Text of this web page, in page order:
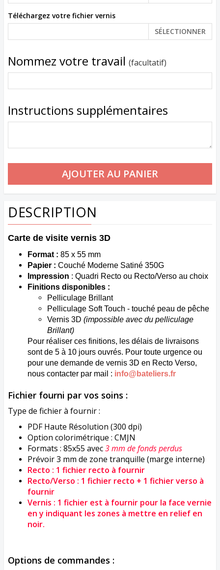
Téléchargez votre fichier vernis
SÉLECTIONNER
Nommez votre travail (facultatif)
Instructions supplémentaires
DESCRIPTION
Carte de visite vernis 3D
Format : 85 x 55 mm
Papier : Couché Moderne Satiné 350G
Impression : Quadri Recto ou Recto/Verso au choix
Finitions disponibles :
Pelliculage Brillant
Pelliculage Soft Touch - touché peau de pêche
Vernis 3D (impossible avec du pelliculage
Brillant)
Pour réaliser ces finitions, les délais de livraisons
sont de 5 à 10 jours ouvrés. Pour toute urgence ou
pour une demande de vernis 3D en Recto Verso,
nous contacter par mail : info@bateliers.fr
Fichier fourni par vos soins :
Type de fichier à fournir :
PDF Haute Résolution (300 dpi)
Option colorimétrique : CMJN
Formats : 85x55 avec3 mm de fonds perdus
Prévoir 3 mm de zone tranquille (marge interne)
Recto : 1 fichier recto à fournir
Recto/Verso : 1 fichier recto + 1 fichier verso à
fournir
Vernis : 1 fichier est à fournir pour la face vernie
en y indiquant les zones à mettre en relief en
noir.
Options de commandes :